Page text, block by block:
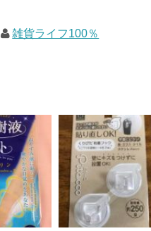
雑貨ライフ100％